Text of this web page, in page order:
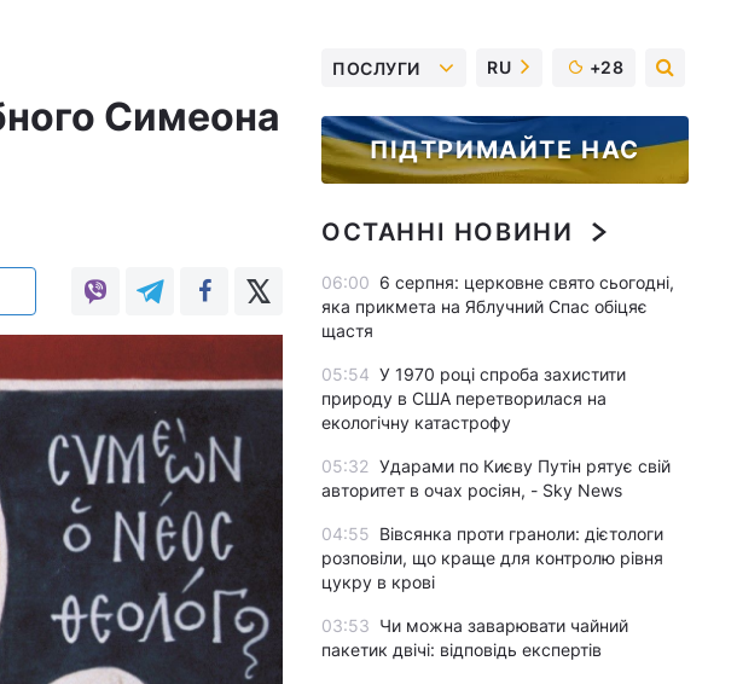
Симеона
ПОСЛУГИ RU +28
ПІДТРИМАЙТЕ НАС
ОСТАННІ НОВИНИ
06:00 6 серпня: церковне свято сьогодні,
яка прикмета на Яблучний Спас обіцяє
щастя
05:54 У 1970 році спроба захистити
природу в США перетворилася на
екологічну катастрофу
05:32 Ударами по Києву Путін рятує свій
авторитет в очах росіян, - Sky News
04:55 Вівсянка проти граноли: дієтологи
розповіли, що краще для контролю рівня
цукру в крові
03:53 Чи можна заварювати чайний
пакетик двічі: відповідь експертів